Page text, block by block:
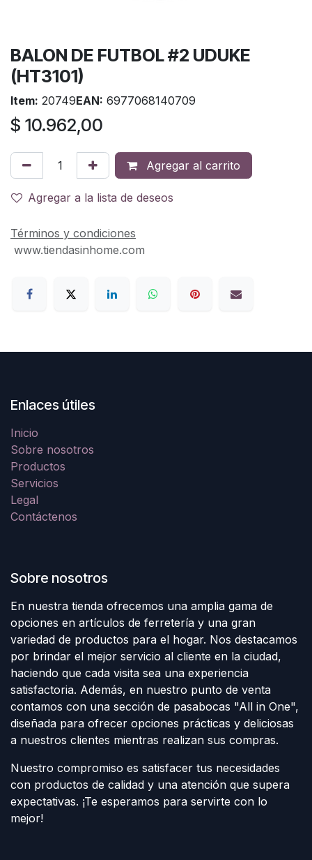
BALON DE FUTBOL #2 UDUKE
(HT3101)
Item: 20749EAN: 6977068140709
$ 10.962,00
Agregar al carrito
Agregar a la lista de deseos
Términos y condiciones
www.tiendasinhome.com
Enlaces útiles
Inicio
Sobre nosotros
Productos
Servicios
Legal
Contáctenos
Sobre nosotros
En nuestra tienda ofrecemos una amplia gama de
opciones en artículos de ferretería y una gran
variedad de productos para el hogar. Nos destacamos
por brindar el mejor servicio al cliente en la ciudad,
haciendo que cada visita sea una experiencia
satisfactoria. Además, en nuestro punto de venta
contamos con una sección de pasabocas "All in One",
diseñada para ofrecer opciones prácticas y deliciosas
a nuestros clientes mientras realizan sus compras.
Nuestro compromiso es satisfacer tus necesidades
con productos de calidad y una atención que supera
expectativas. ¡Te esperamos para servirte con lo
mejor!